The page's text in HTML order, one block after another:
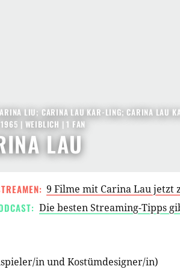
LAU
LIU; CARINA LAU KAR-LING; CARINA LAU
| WEIBLICH | 1 FAN
9 Filme mit Carina Lau jetzt
Die besten Streaming-Tipps
inundKostümdesigner/in)